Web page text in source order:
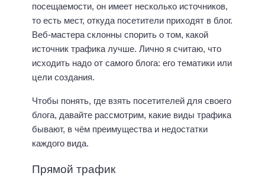
посещаемости, он имеет несколько источников,
то есть мест, откуда посетители приходят в блог.
Веб-мастера склонны спорить о том, какой
источник трафика лучше. Лично я считаю, что
исходить надо от самого блога: его тематики или
цели создания.
Чтобы понять, где взять посетителей для своего
блога, давайте рассмотрим, какие виды трафика
бывают, в чём преимущества и недостатки
каждого вида.
Прямой трафик